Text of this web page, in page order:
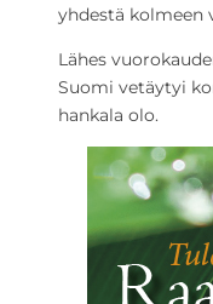
yhdestä kolmeen
Lähes
Suomi vetäytyi
hankala olo.